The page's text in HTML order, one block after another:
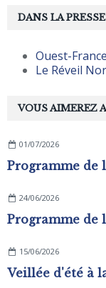
VOUS AIMEREZ
01/07/2026
24/06/2026
15/06/2026
Veillée d'été à
DANS LA PRESSE
Ouest-France
Le Réveil